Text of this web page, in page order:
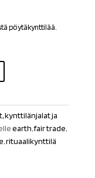
pöytäkynttilää.
kynttilänjalat ja
earth,fair trade,
,rituaalikynttilä